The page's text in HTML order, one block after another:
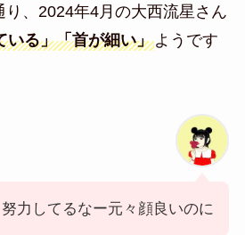
り、2024年4月の大西流星さん
いる」「首が細い」ようです
努力してるなー元々顔良いのに